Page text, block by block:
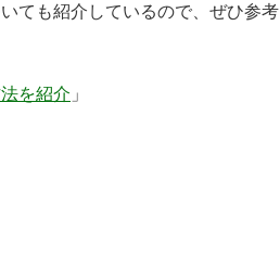
ても紹介しているので、ぜひ参考
を紹介 」